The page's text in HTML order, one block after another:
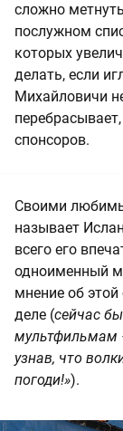
сложно
послужном
которых
делать, если
Михайловичи
спонсоров.
Своими
называет
всего его
одноименный
мнение об
деле (сейчас
мультфильмам
узнав, что
погоди!»).